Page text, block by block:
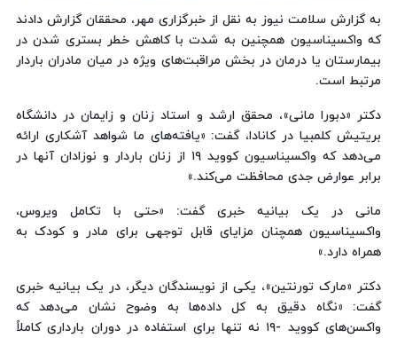
به گزارش سلامت نیوز به نقل از خبرگزاری مهر، محققان گزارش دادند
که واکسیناسیون همچنین به شدت با کاهش خطر بستری شدن در
بیمارستان یا درمان در بخش مراقبت‌های ویژه در میان مادران باردار
مرتبط است.
دکتر «دبورا مانی»، محقق ارشد و استاد زنان و زایمان در دانشگاه
بریتیش کلمبیا در کانادا، گفت: «یافته‌های ما شواهد آشکاری ارائه
می‌دهد که واکسیناسیون کووید ۱۹ از زنان باردار و نوزادان آنها در
برابر عوارض جدی محافظت می‌کند.»
مانی در یک بیانیه خبری گفت: «حتی با تکامل ویروس،
واکسیناسیون همچنان مزایای قابل توجهی برای مادر و کودک به
همراه دارد.»
دکتر «مارک تورنتین»، یکی از نویسندگان دیگر، در یک بیانیه خبری
گفت: «نگاه دقیق به کل داده‌ها به وضوح نشان می‌دهد که
واکسن‌های کووید -۱۹ نه تنها برای استفاده در دوران بارداری کاملاً